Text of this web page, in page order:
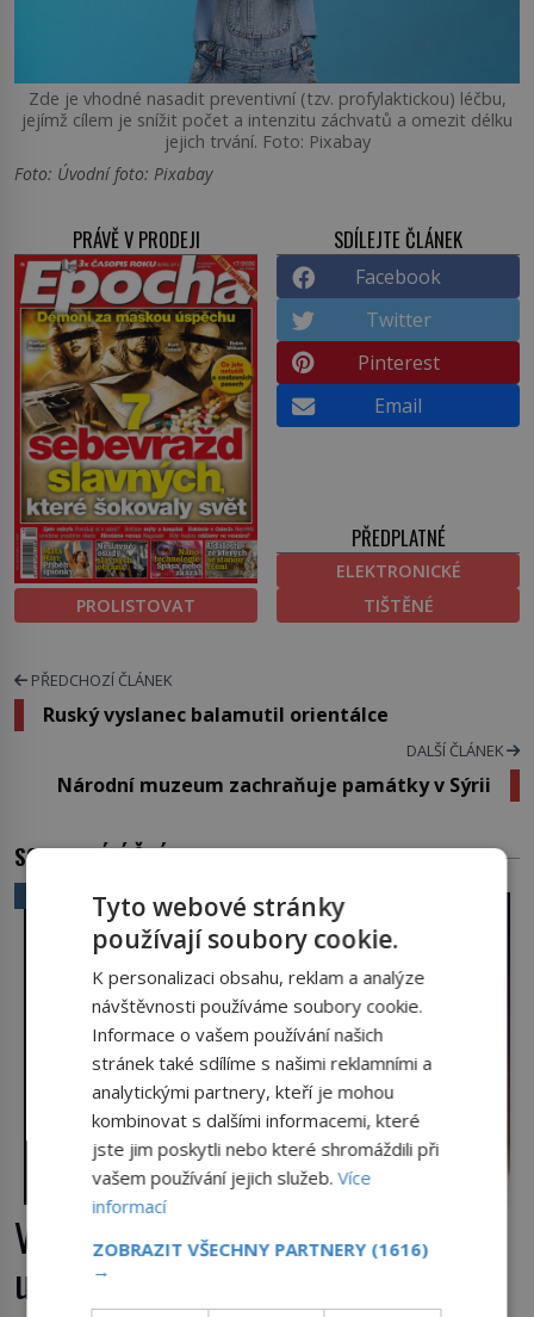
Zde je vhodné nasadit preventivní (tzv. profylaktickou) léčbu,
jejímž cílem je snížit počet a intenzitu záchvatů a omezit délku
jejich trvání. Foto: Pixabay
Foto: Úvodní foto: Pixabay
PRÁVĚ V PRODEJI
PROLISTOVAT
SDÍLEJTE ČLÁNEK
Facebook
Twitter
Pinterest
Email
PŘEDPLATNÉ
ELEKTRONICKÉ
TIŠTĚNÉ
PŘEDCHOZÍ ČLÁNEK
Ruský vyslanec balamutil orientálce
DALŠÍ ČLÁNEK
Národní muzeum zachraňuje památky v Sýrii
SOUVISEJÍCÍ ČLÁNKY
VĚDA A TECHNIKA
Výbuch, muzeum a promenáda v
ulicích. Pět osudů nejslavnějších
Tyto webové stránky
používají soubory cookie.
K personalizaci obsahu, reklam a analýze
návštěvnosti používáme soubory cookie.
Informace o vašem používání našich
stránek také sdílíme s našimi reklamními a
analytickými partnery, kteří je mohou
kombinovat s dalšími informacemi, které
jste jim poskytli nebo které shromáždili při
vašem používání jejich služeb.Více
informací
ZOBRAZIT VŠECHNY PARTNERY (1616)
→